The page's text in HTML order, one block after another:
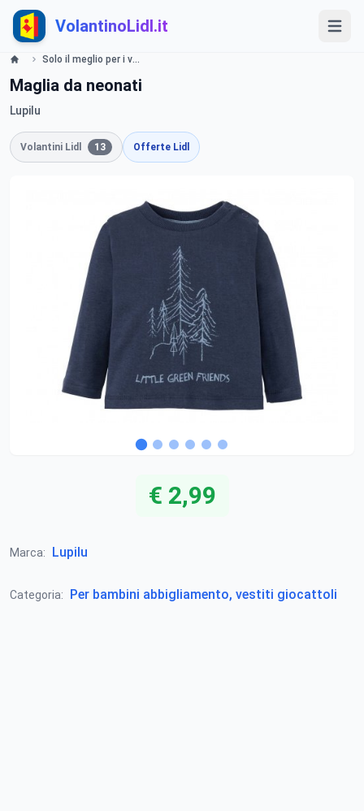
VolantinoLidl.it
Solo il meglio per i vostri bimbi Lidl
Maglia da neonati
Lupilu
Volantini Lidl 13 Offerte Lidl
€ 2,99
Marca: Lupilu
Categoria: Per bambini abbigliamento, vestiti giocattoli